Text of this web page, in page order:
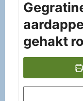
gehakt